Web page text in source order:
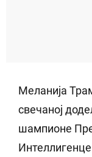
Меланија
свечаној
шампионе